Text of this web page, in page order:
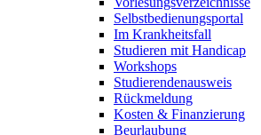
Selbstbedienungsportal
Im Krankheitsfall
Studieren mit Handicap
Workshops
Studierendenausweis
Rückmeldung
Kosten & Finanzierung
Beurlaubung